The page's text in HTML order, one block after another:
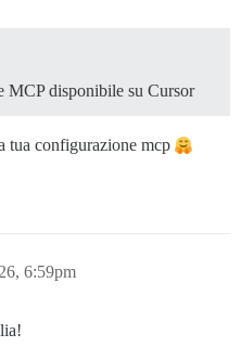
MCP disponibile su Cursor
tua configurazione mcp
6:59pm